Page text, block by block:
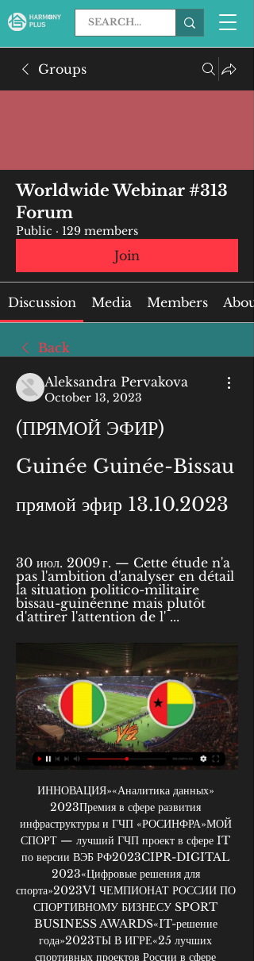
Groups
Worldwide Webinar #313
Forum
Public · 129 members
Join
Discussion Media Members About
Back
Aleksandra Pervakova
October 13, 2023
(ПРЯМОЙ ЭФИР)
Guinée Guinée-Bissau
прямой эфир 13.10.2023
30 июл. 2009 г. — Cette étude n'a
pas l'ambition d'analyser en détail
la situation politico-militaire
bissau-guinéenne mais plutôt
d'attirer l'attention de l' ...
ИННОВАЦИЯ»«Аналитика данных» 2023Премия в сфере развития инфраструктуры и ГЧП «РОСИНФРА»МОЙ СПОРТ — лучший ГЧП проект в сфере IT по версии ВЭБ РФ2023CIPR-DIGITAL 2023«Цифровые решения для спорта»2023VI ЧЕМПИОНАТ РОССИИ ПО СПОРТИВНОМУ БИЗНЕСУ SPORT BUSINESS AWARDS«IT-решение года»2023ТЫ В ИГРЕ«25 лучших спортивных проектов России в сфере любительского спорта»2023ЦИФРОВОЕ РЕШЕНИЕ ДЛЯ ГОСУДАРСТВЕННОГО УЧРЕЖДЕНИЯ«Лучшее цифровое решение для развития детско-юношеского спорта»2022I НАЦИОНАЛЬНАЯ ПРЕМИЯ В ОБЛАСТИ КОРПОРАТИВНОГО СПОРТА«Лучший онлайн-проект по вовлечению сотрудников в спорт и ЗОЖ»2022II НАЦИОНАЛЬНЫЙ КОНКУРСIT-РЕШЕНИЙ «ПРОФ IT. ИННОВАЦИЯ»«Аналитика данных»Платформадля сферы спорта Приложение для спортсменов и их родителей Спортсмен может фиксировать свое самочувствие, время сна, пульс и другие показатели — здоровье ребенка всегда под контролем тренера Онлайн расписание со всей информацией о тренировках, соревнованиях и заданиях от тренера Вся информация о соревновании, подача заявки, оповещания и результаты в вашем приложении Контролируйте самочувствие спортсменов, анализируя их записи в дневниках самоконтроля Ищите новые методики и делитесь с другими тренерами своими открытиями через общую базу упражнений Субъективная оценка проведенной тренировки через реакции Сервисы для спортивных организаций Аналитика активности спортивной организации с возможностью сформировать подробный отчет Получайте заявки на зачисление новых спортсменов онлайн Разряды и звания присваиваются автоматически в системе после оформления и подписания приказа в электронном виде Панель управления отраслью спорта Управление записью в спортивную школу Присвоение спортивных разрядов Сервисы для региональных спортивных федераций Публикация информации о запланированных физкультурных и спортивных мероприятиях, указание требований к предоставлению заявок на участие в мероприятиях Согласование изменений в календарном плане региона с региональными и муниципальными органами исполнительной власти Публикация протоколов проведенных мероприятий, импорт результатов мероприятий в машиночитаемом виде из исходных документов в формате электронных таблиц панель управления отраслью спорта региона Дашборд для органов власти Интеграция с государственными информационными системами и достижение прозрачности статистики на всех уровнях Комлексная аналитика работы всех подведомственных спортивных организаций региона Полная информация об участниках спортивного процесса — тренера / спортсмена/ администратора Онлайн-мониторинг спортивных организаций Приложение для спортсменов и их родителей Спортсмен может фиксировать свое самочувствие, время сна, пульс и другие показатели — здоровье ребенка всегда под контролем тренера Онлайн расписание со всей информацией о тренировках, соревнованиях и заданиях от тренера Вся информация о соревновании, подача заявки, оповещания и результаты в вашем приложении Спортсмен может узнать свою позицию в рейтинге группы, школы или даже всей страны Комплексный анализ успеваемости спортсмена — присвоенные разряды и звания, сданные нормативы, оценки за работу на тренировках и результаты соревнований складываются в персональную статистику Контролируйте самочувствие спортсменов, анализируя их записи в дневниках самоконтроля Ищите новые методики и делитесь с другими тренерами своими открытиями через общую базу упражнений Субъективная оценка проведенной тренировки через реакции Учет посещаемости, расписание, результаты нормативов, выставление оценок и планирование тренировок онлайн, нормативные акты, учет соревновательной деятельности — все это входит в журнал учета спортивной подготовки, который можно выгрузить полностью или по разделам Работайте, где вам удобно — функционал доступен и в приложении и в веб-версии системы Возможность работать и в приложении и в веб-версии Сервисы для спортивных организаций Аналитика активности спортивной организации с возможностью сформировать подробный отчет Получайте заявки на зачисление новых спортсменов онлайн Разряды и звания присваиваются автоматически в системе после оформления и подписания приказа в электронном виде Сводный календарный план физкультурных и спортивных мероприятий помогает планировать подготовку спортсменов и дает возможность подать заявку на участие онлайн Передача сведений в ГИС «Спорт» осуществляется через систему межведомственного электронного взаимодействия (СМЭВ) в тех регионах, которые обеспечили такое подключение Панель управления отраслью спорта Управление записью в спортивную школу Присвоение спортивных разрядов Сервисы для региональных спортивных федераций Публикация информации о запланированных физкультурных и спортивных мероприятиях, указание требований к предоставлению заявок на участие в мероприятиях Согласование изменений в календарном плане региона с региональными и муниципальными органами исполнительной власти Публикация протоколов проведенных мероприятий, импорт результатов мероприятий в машиночитаемом виде из исходных документов в формате электронных таблиц Получение заявок на участие в физкультурных и спортивных мероприятиях, обработка полученных заявок, обратная связь с заявителями, а также формирование списка участников мероприятия на основе одобренных заявок Комплексный анализ вида спорта на основе тестирований и показателей спортсменов Сбор и обработка заявок на участие Методики подготовки и аналитика панель управления отраслью спорта региона Дашборд для органов власти Интеграция с государственными информационными системами и достижение прозрачности статистики на всех уровнях Комлексная аналитика работы всех подведомственных спортивных организаций региона Полная информация об участниках спортивного процесса — тренера / спортсмена/ администратора Инструменты для принятия правильных управленческих решений — отображение уровня ццифровизации, загруженности объектов спорта Контроль уровня цифровизации региона и место в общем рейтинге Онлайн-мониторинг спортивных организаций Панель управления отраслью спорта региона Рейтинг уровня цифровизации регионов Главные новости, полезные посты, актуальные рассылки и видео-контент Аналитика сферы спорта на всех уровнях Информационная безопасностьПлатформа соответствует всем требованиям в области информационной безопасности Сопровождение и техническая поддержка 24/7Наша команда полностью споровождает спортивную организацию на всех этапах подключения и работы в системе Большая экспертиза в сфере ITМноголетний опыт в IT и награды в отраслевых конкурсах и премиях ЗАДАТЬ ВОПРОС МОЖНО ЗДЕСЬ! Нажимая на кнопку, вы даёте согласие на обработку ваших персональных данных. 

Киноуроки в школах России и мира ... поэтому быстро ответим. Ваше имя. +7. Электронная почта. Напишите Ваши идеи. Оправить. Отправляя форму, вы соглашаетесь с политикой конфиденциальности.

Мой спорт — удобная цифровая платформа для сферы спортаМы создали онлайн-платформу для спортсменов и их родителей, тренеров, спортивных федераций, спортивных организаций и органов власти УДОБНАЯЦИФРОВАЯ ПЛАТФОРМА ДЛЯ СФЕРЫ СПОРТА III Всероссийский конкурс «Цифровая трансформация российского спорта»это онлайн-платформа, которая создана для того, чтобы сделать жизнь каждого в стране участника спортивного процесса проще и комфортнее, а спорт ближе и доступнее. 

Веб-разработка Прямой эфир 11 октября, 19.00 МСК. Для начинающих. соберёте многостраничный сайт Отправляя заявку, вы принимаете условия реферальной программы и даете ...

Начнем торговлю! Обучение - прямой эфир · Расписание онлайн-обучения · Вебинары по Форексу и CFD Guinea-Bissau, Guyana, Haiti, Honduras, Hong Kong SAR, Hungary, Iceland, India ...

Déclaration de la CEDEAO sur la situation en Guinée Bissau 9 апр. 2012 г. — La CEDEAO réassure le Gouvernement et le peuple Bissau-guinéen de son engagement sans faille à mobiliser le soutien de la Communauté Régionale ...

Вся спортивная часть вашей жизни теперь всегда будет прямо у вас в смартфоне или в браузере вашего компьютера! регионов успешно используют «Мой спорт» 66 спортивных организаций уже работают в онлайн-режиме 2 400+ олимпийских и неолимпийских видов спорта 140 рублей из госбюджета на внедрение и поддержку проекта 2023Премия в сфере развития инфраструктуры и ГЧП «РОСИНФРА»МОЙ СПОРТ и Московская область — лучший ГЧП проект в сфере IT по версии ВЭБ РФ 2023CIPR-DIGITAL 2023«Цифровые решения для спорта» 2023VI ЧЕМПИОНАТ РОССИИ ПО СПОРТИВНОМУ БИЗНЕСУ SPORT BUSINESS AWARDS«IT-решение года»2023ТЫ В ИГРЕ«25 лучших спортивных проектов России в сфере любительского спорта»2023ЦИФРОВОЕ РЕШЕНИЕ ДЛЯ ГОСУДАРСТВЕННОГО УЧРЕЖДЕНИЯ«Лучшее цифровое решение для развития детско-юношеского спорта»2022I НАЦИОНАЛЬНАЯ ПРЕМИЯ В ОБЛАСТИ КОРПОРАТИВНОГО СПОРТА«Лучший онлайн-проект по вовлечению сотрудников в спорт и ЗОЖ»2022II НАЦИОНАЛЬНЫЙ КОНКУРСIT-РЕШЕНИЙ «ПРОФ IT. 

Интернет-телевидение. 320+ каналов E-mail. Я соглашаюсь с условиями Пользовательского соглашения и Политики Эфир автоматически записывается и хранится до 21 дня. Онлайн- кинотеатр. Целый ...

Праздник онлайн – Театр Кот Вильям ... Прямой эфир. От 1990 рублей 10 минут прямого эфира. Встреча с героем. В любом Отправить. {"0":{"lid":"1531306540094","ls":"10","loff":"","li_type":"nm ...

IT-рентген 10 окт. 2022 г. — прямой эфир. тест. Участвовать бесплатно. +7. Я соглашаюсь на обработку Я соглашаюсь на обработку персональных данных. Зарегистрироваться.

Programme d'évaluation des Ressources Forestières This country report covers the overall situation of forest resources in Guinea-Bissau. The report includes an introduction covering the main aspects of ...

PESD en Guinée-Bissau : Il faut continuer - ISS Analysis 30 июл. 2009 г. — Cette étude n'a pas l'ambition d'analyser en détail la situation politico-militaire bissau-guinéenne mais plutôt d'attirer l'attention de l' ...

Свяжите планы проектов со списками задач путем интеграции любимых приложений для управления проектами. Гибкие рабочие пространства Больше, чем просто документы и электронные таблицы. Создавайте планы с текстом, таблицами, изображениями, графиками и кодом, а также с друг